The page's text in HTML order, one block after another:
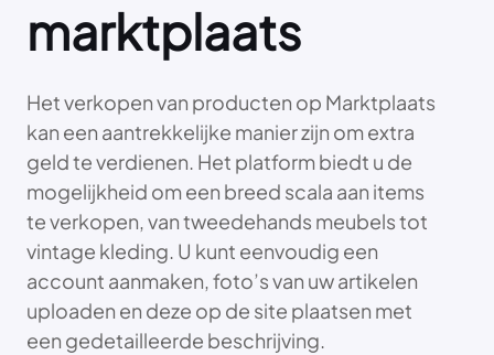
marktplaats
Het verkopen van producten op Marktplaats
kan een aantrekkelijke manier zijn om extra
geld te verdienen. Het platform biedt u de
mogelijkheid om een breed scala aan items
te verkopen, van tweedehands meubels tot
vintage kleding. U kunt eenvoudig een
account aanmaken, foto’s van uw artikelen
uploaden en deze op de site plaatsen met
een gedetailleerde beschrijving.